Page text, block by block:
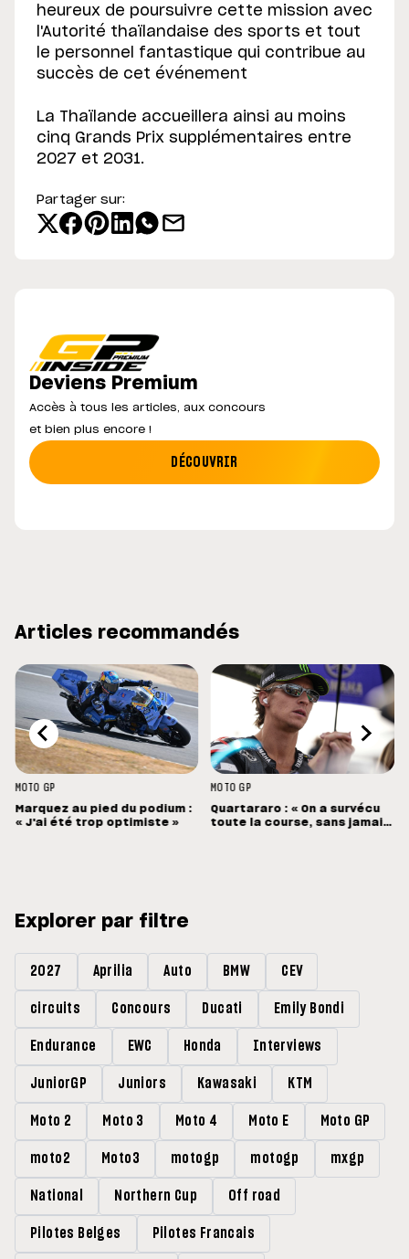
heureux de poursuivre cette mission avec
l'Autorité thaïlandaise des sports et tout
le personnel fantastique qui contribue au
succès de cet événement
La Thaïlande accueillera ainsi au moins
cinq Grands Prix supplémentaires entre
2027 et 2031.
Partager sur:
Deviens Premium
Accès à tous les articles, aux concours
et bien plus encore !
DÉCOUVRIR
Articles recommandés
MOTO GP
Marquez au pied du podium :
« J'ai été trop optimiste »
MOTO GP
Quartararo : « On a survécu
toute la course, sans jamais
Explorer par filtre
2027 Aprilia Auto BMW CEV
circuits Concours Ducati Emily Bondi
Endurance EWC Honda Interviews
JuniorGP Juniors Kawasaki KTM
Moto 2 Moto 3 Moto 4 Moto E Moto GP
moto2 Moto3 motogp motogp mxgp
National Northern Cup Off road
Pilotes Belges Pilotes Francais